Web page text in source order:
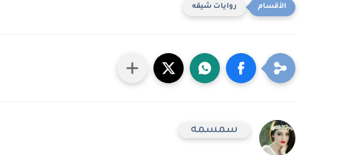
روايات شيقه
سمسمه